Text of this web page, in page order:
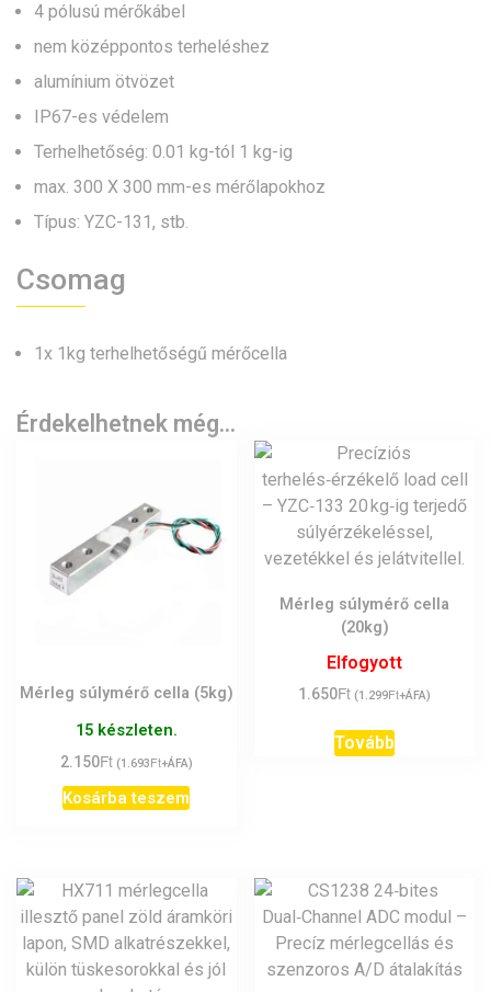
4 pólusú mérőkábel
nem középpontos terheléshez
alumínium ötvözet
IP67-es védelem
Terhelhetőség: 0.01 kg-tól 1 kg-ig
max. 300 X 300 mm-es mérőlapokhoz
Típus: YZC-131, stb.
Csomag
1x 1kg terhelhetőségű mérőcella
Érdekelhetnek még…
Mérleg súlymérő cella (5kg)
15 készleten.
2.150Ft (1.693Ft+ÁFA)
Kosárba teszem
Mérleg súlymérő cella
(20kg)
Elfogyott
1.650Ft (1.299Ft+ÁFA)
Tovább